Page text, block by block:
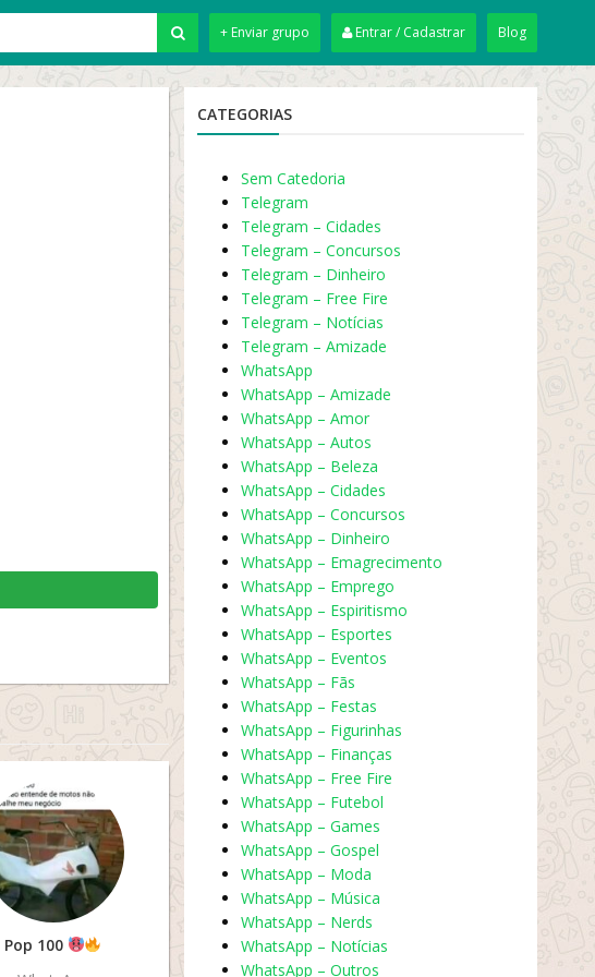
Blog
Entrar / Cadastrar
+ Enviar grupo
Pop 100
CATEGORIAS
Sem Catedoria
Telegram
Telegram – Cidades
Telegram – Concursos
Telegram – Dinheiro
Telegram – Free Fire
Telegram – Notícias
Telegram – Amizade
WhatsApp
WhatsApp – Amizade
WhatsApp – Amor
WhatsApp – Autos
WhatsApp – Beleza
WhatsApp – Cidades
WhatsApp – Concursos
WhatsApp – Dinheiro
WhatsApp – Emagrecimento
WhatsApp – Emprego
WhatsApp – Espiritismo
WhatsApp – Esportes
WhatsApp – Eventos
WhatsApp – Fãs
WhatsApp – Festas
WhatsApp – Figurinhas
WhatsApp – Finanças
WhatsApp – Free Fire
WhatsApp – Futebol
WhatsApp – Games
WhatsApp – Gospel
WhatsApp – Moda
WhatsApp – Música
WhatsApp – Nerds
WhatsApp – Notícias
WhatsApp – Outros